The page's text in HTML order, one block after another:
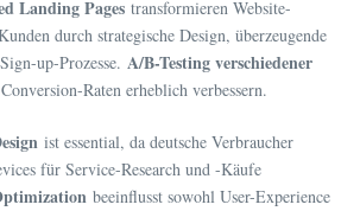
Landing Pages transformieren Website-
durch strategische Design, überzeugende
up-Prozesse. A/B-Testing verschiedener
Raten erheblich verbessern.
ist essential, da deutsche Verbraucher
für Service-Research und -Käufe
beeinflusst sowohl User-Experience